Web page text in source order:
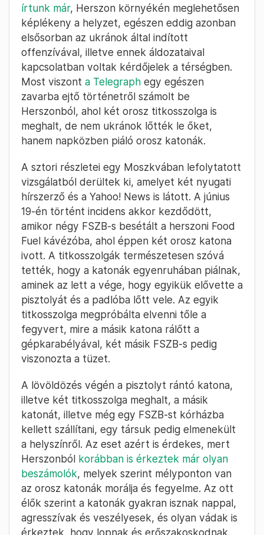
írtunk már, Herszon környékén meglehetősen
képlékeny a helyzet, egészen eddig azonban
elsősorban az ukránok által indított
offenzívával, illetve ennek áldozataival
kapcsolatban voltak kérdőjelek a térségben.
Most viszont a Telegraph egy egészen
zavarba ejtő történetről számolt be
Herszonból, ahol két orosz titkosszolga is
meghalt, de nem ukránok lőtték le őket,
hanem napközben piáló orosz katonák.
A sztori részletei egy Moszkvában lefolytatott
vizsgálatból derültek ki, amelyet két nyugati
hírszerző és a Yahoo! News is látott. A június
19-én történt incidens akkor kezdődött,
amikor négy FSZB-s besétált a herszoni Food
Fuel kávézóba, ahol éppen két orosz katona
ivott. A titkosszolgák természetesen szóvá
tették, hogy a katonák egyenruhában piálnak,
aminek az lett a vége, hogy egyikük elővette a
pisztolyát és a padlóba lőtt vele. Az egyik
titkosszolga megpróbálta elvenni tőle a
fegyvert, mire a másik katona rálőtt a
gépkarabélyával, két másik FSZB-s pedig
viszonozta a tüzet.
A lövöldözés végén a pisztolyt rántó katona,
illetve két titkosszolga meghalt, a másik
katonát, illetve még egy FSZB-st kórházba
kellett szállítani, egy társuk pedig elmenekült
a helyszínről. Az eset azért is érdekes, mert
Herszonból korábban is érkeztek már olyan
beszámolók, melyek szerint mélyponton van
az orosz katonák morálja és fegyelme. Az ott
élők szerint a katonák gyakran isznak nappal,
agresszívak és veszélyesek, és olyan vádak is
érkeztek, hogy lopnak és erőszakoskodnak.